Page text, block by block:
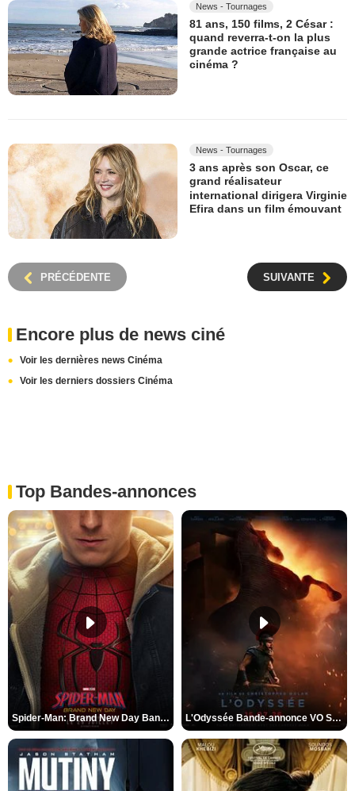
News - Tournages
81 ans, 150 films, 2 César :
quand reverra-t-on la plus
grande actrice française au
cinéma ?
News - Tournages
3 ans après son Oscar, ce
grand réalisateur
international dirigera Virginie
Efira dans un film émouvant
PRÉCÉDENTE SUIVANTE
Encore plus de news ciné
Voir les dernières news Cinéma
Voir les derniers dossiers Cinéma
Top Bandes-annonces
Spider-Man: Brand New Day Bande-annonce VO STFR L'Odyssée Bande-annonce VO STFR